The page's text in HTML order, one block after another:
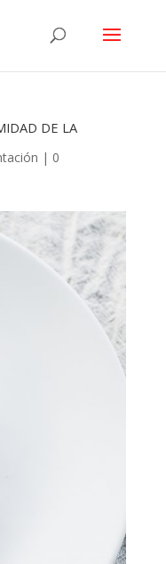
DE LA
| 0